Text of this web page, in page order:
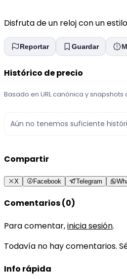
Disfruta de un reloj con un
Reportar Guardar
Histórico de precio
Basado en URL canónica y
Aún no tenemos suficiente
Compartir
X Facebook Telegram
Comentarios (0)
Para comentar,inicia sesión.
Todavía no hay comentarios.
Info rápida